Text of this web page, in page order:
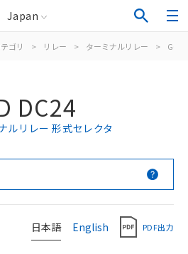
Japan
ゴリ > リレー > ターミナルリレー >
DC24
リレー 形式セレクタ
日本語 English PDF出力